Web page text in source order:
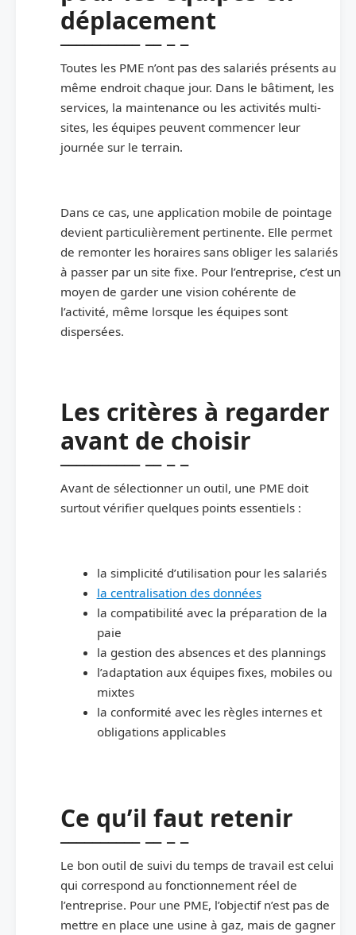
déplacement
Toutes les PME n’ont pas des salariés présents au
même endroit chaque jour. Dans le bâtiment, les
services, la maintenance ou les activités multi-
sites, les équipes peuvent commencer leur
journée sur le terrain.
Dans ce cas, une application mobile de pointage
devient particulièrement pertinente. Elle permet
de remonter les horaires sans obliger les salariés
à passer par un site fixe. Pour l’entreprise, c’est un
moyen de garder une vision cohérente de
l’activité, même lorsque les équipes sont
dispersées.
Les critères à regarder
avant de choisir
Avant de sélectionner un outil, une PME doit
surtout vérifier quelques points essentiels :
la simplicité d’utilisation pour les salariés
la centralisation des données
la compatibilité avec la préparation de la
paie
la gestion des absences et des plannings
l’adaptation aux équipes fixes, mobiles ou
mixtes
la conformité avec les règles internes et
obligations applicables
Ce qu’il faut retenir
Le bon outil de suivi du temps de travail est celui
qui correspond au fonctionnement réel de
l’entreprise. Pour une PME, l’objectif n’est pas de
mettre en place une usine à gaz, mais de gagner